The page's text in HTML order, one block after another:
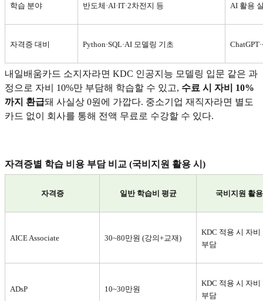
학습 분야 반도체·AI·IT·2차전지 등 AI 활용
자격증 대비 Python·SQL·AI 모델링 기초 ChatGPT·
내일배움카드 소지자라면 KDC 인공지능 모델링 입문 같은 과
정으로 자비 10%만 부담해 학습할 수 있고, 수료 시 자비 10%
까지 환급돼 사실상 0원에 가깝다. 중소기업 재직자라면 별도
카드 없이 회사를 통해 전액 무료로 수강할 수 있다.
자격증별 학습 비용 부담 비교 (국비지원 활용 시)
자격증 일반 학습비 평균 국비지원 활
AICE Associate 30~80만원 (강의+교재)
KDC 적용 시 자비
부담
ADsP 10~30만원
KDC 적용 시 자비
부담